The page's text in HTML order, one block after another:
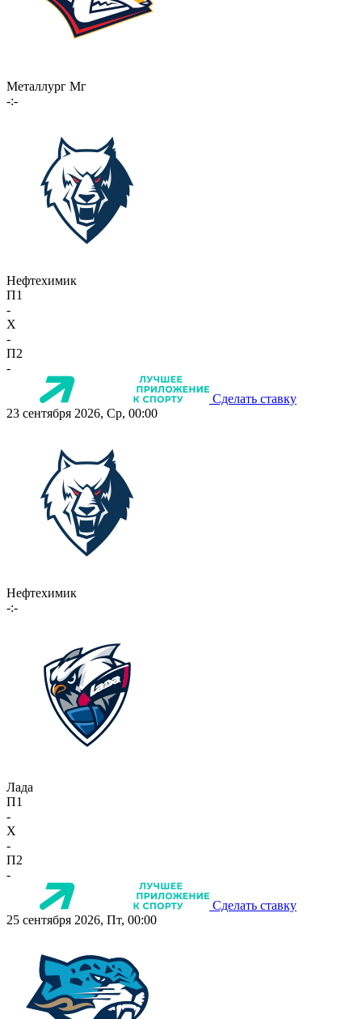
Металлург Мг
-:-
Нефтехимик
П1
-
X
-
П2
-
Сделать ставку
23 сентября 2026, Ср, 00:00
Нефтехимик
-:-
Лада
П1
-
X
-
П2
-
Сделать ставку
25 сентября 2026, Пт, 00:00